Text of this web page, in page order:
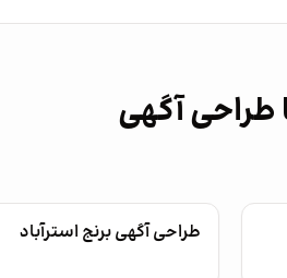
طراحی آگهی
طراحی آگهی برنج استرآباد